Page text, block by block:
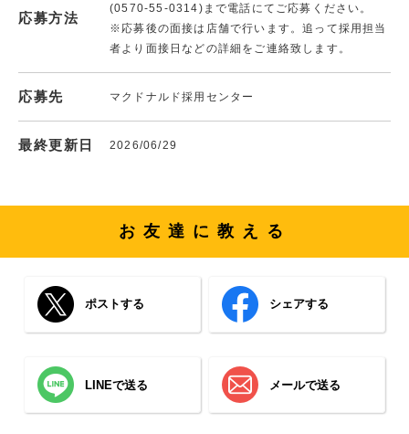
応募方法
(0570-55-0314)まで電話にてご応募ください。
※応募後の面接は店舗で行います。追って採用担当
者より面接日などの詳細をご連絡致します。
応募先 マクドナルド採用センター
最終更新日 2026/06/29
お友達に教える
ポストする シェアする
LINEで送る メールで送る